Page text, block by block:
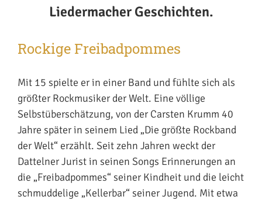
Liedermacher Geschichten.
Rockige Freibadpommes
Mit 15 spielte er in einer Band und fühlte sich als
größter Rockmusiker der Welt. Eine völlige
Selbstüberschätzung, von der Carsten Krumm 40
Jahre später in seinem Lied „Die größte Rockband
der Welt“ erzählt. Seit zehn Jahren weckt der
Dattelner Jurist in seinen Songs Erinnerungen an
die „Freibadpommes“ seiner Kindheit und die leicht
schmuddelige „Kellerbar“ seiner Jugend. Mit etwa